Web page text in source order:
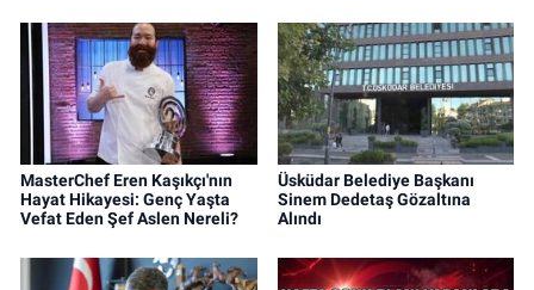
MasterChef Eren Kaşıkçı'nın
Hayat Hikayesi: Genç Yaşta
Vefat Eden Şef Aslen Nereli?
Üsküdar Belediye Başkanı
Sinem Dedetaş Gözaltına
Alındı